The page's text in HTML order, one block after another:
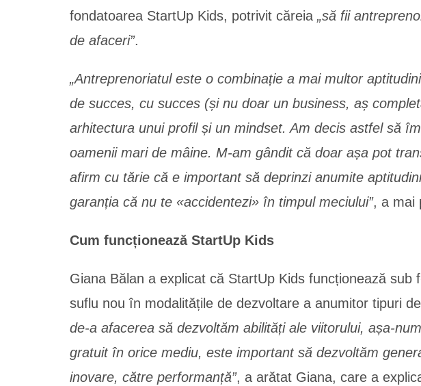
fondatoarea StartUp Kids, potrivit căreia „să fii
de afaceri”.
„Antreprenoriatul este o combinație a mai multor
de succes, cu succes (și nu doar un business, aș
arhitectura unui profil și un mindset. Am decis astfel să
oamenii mari de mâine. M-am gândit că doar așa pot
afirm cu tărie că e important să deprinzi anumite
garanția că nu te «accidentezi» în timpul meciului”, a mai
Cum funcționează StartUp Kids
Giana Bălan a explicat că StartUp Kids funcționează
suflu nou în modalitățile de dezvoltare a anumitor tipuri
de-a afacerea să dezvoltăm abilități ale viitorului, așa-
gratuit în orice mediu, este important să dezvoltăm
inovare, către performanță”, a arătat Giana, care a